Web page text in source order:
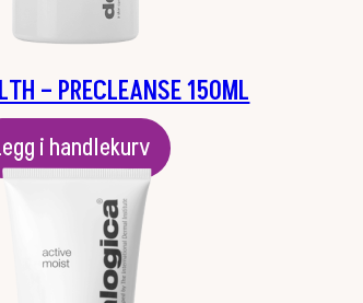
– PRECLEANSE 150ML
i handlekurv